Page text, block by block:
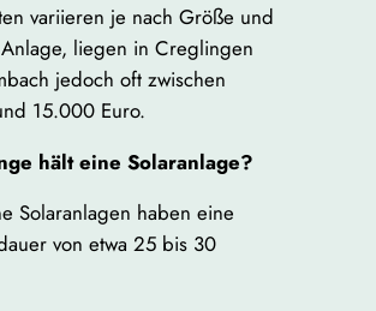
variieren je nach Größe und
liegen in Creglingen
jedoch oft zwischen
15.000 Euro.
hält eine Solaranlage?
Solaranlagen haben eine
von etwa 25 bis 30